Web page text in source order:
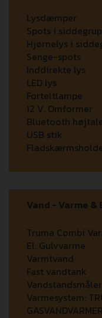
Lysdæmper
Spots i
Hjørnelys i
Senge-spots
Inddirekte lys
LED lys
Forteltlampe
12 V. Omformer
Bluetooth
USB stik
Vand - Varme &
Truma Combi
El. Gulvvarme
Varmtvand
Fast vandtank
Vandstandsmåler
Varmesystem: